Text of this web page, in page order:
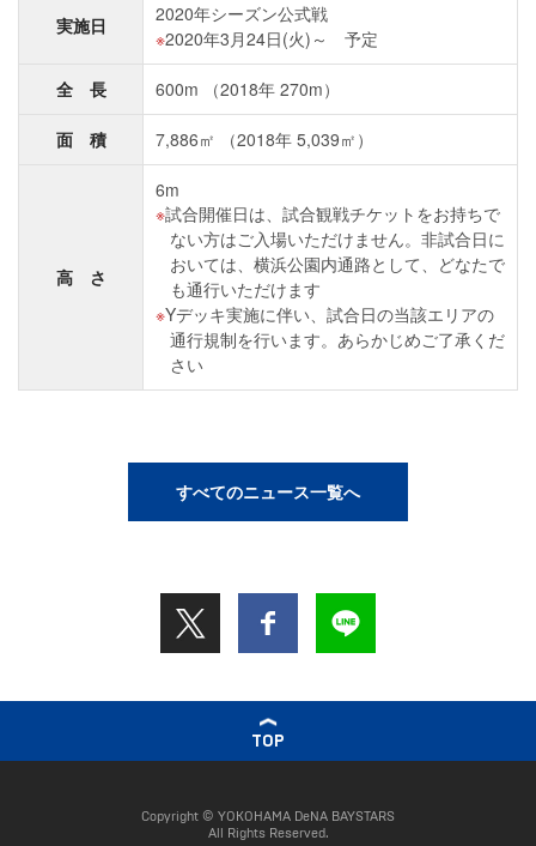
実施日
2020年シーズン公式戦
2020年3月24日(火)～ 予定
全 長 600m （2018年 270m）
面 積 7,886㎡ （2018年 5,039㎡）
高 さ
6m
試合開催日は、試合観戦チケットをお持ちで
ない方はご入場いただけません。非試合日に
おいては、横浜公園内通路として、どなたで
も通行いただけます
Yデッキ実施に伴い、試合日の当該エリアの
通行規制を行います。あらかじめご了承くだ
さい
すべてのニュース一覧へ
TOP
Copyright © YOKOHAMA DeNA BAYSTARS
All Rights Reserved.